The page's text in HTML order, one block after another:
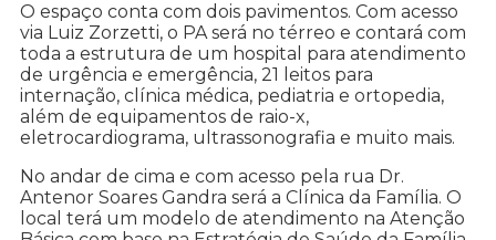
O espaço conta com dois pavimentos. Com acesso
via Luiz Zorzetti, o PA será no térreo e contará com
toda a estrutura de um hospital para atendimento
de urgência e emergência, 21 leitos para
internação, clínica médica, pediatria e ortopedia,
além de equipamentos de raio-x,
eletrocardiograma, ultrassonografia e muito mais.
No andar de cima e com acesso pela rua Dr.
Antenor Soares Gandra será a Clínica da Família. O
local terá um modelo de atendimento na Atenção